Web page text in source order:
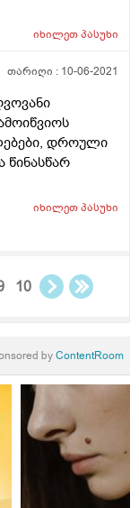
იხილეთპასუხი
თარიღი : 10-06-2021
დროული
იხილეთპასუხი
10
byContentRoom